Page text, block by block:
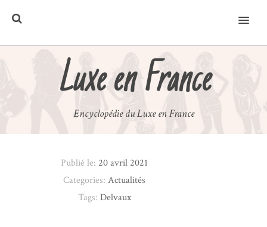
MENU
Luxe en France
Encyclopédie du Luxe en France
Publié le: 20 avril 2021
Categories:Actualités
Tags: Delvaux